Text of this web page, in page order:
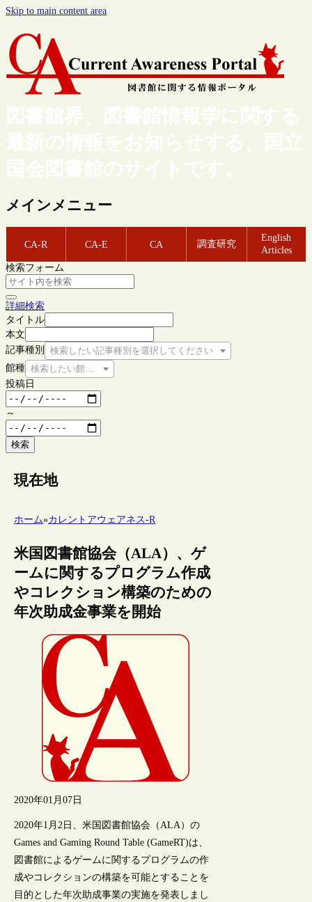
Skip to main content area
図書館界、図書館情報学に関する
最新の情報をお知らせする、国立
国会図書館のサイトです。
メインメニュー
CA-R CA-E CA 調査研究
English
Articles
検索フォーム
詳細検索
タイトル
本文
記事種別
検索したい記事種別を選択してください
館種 検索したい館種を選択してください
投稿日
～
検索
現在地
ホーム»カレントアウェアネス-R
米国図書館協会（ALA）、ゲ
ームに関するプログラム作成
やコレクション構築のための
年次助成金事業を開始
2020年01月07日
2020年1月2日、米国図書館協会（ALA）の
Games and Gaming Round Table (GameRT)は、
図書館によるゲームに関するプログラムの作
成やコレクションの構築を可能とすることを
目的とした年次助成事業の実施を発表しまし